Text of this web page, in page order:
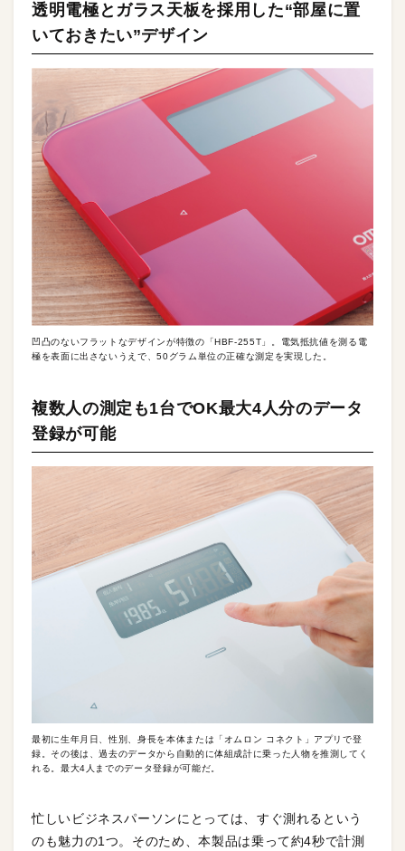
透明電極とガラス天板を採用した“部屋に置
いておきたい”デザイン
凹凸のないフラットなデザインが特徴の「HBF-255T」。電気抵抗値を測る電
極を表面に出さないうえで、50グラム単位の正確な測定を実現した。
複数人の測定も1台でOK最大4人分のデータ
登録が可能
最初に生年月日、性別、身長を本体または「オムロン コネクト」アプリで登
録。その後は、過去のデータから自動的に体組成計に乗った人物を推測してく
れる。最大4人までのデータ登録が可能だ。
忙しいビジネスパーソンにとっては、すぐ測れるという
のも魅力の1つ。そのため、本製品は乗って約4秒で計測